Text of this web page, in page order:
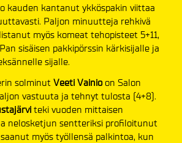
kauden kantanut ykköspakin viittaa
Paljon minuutteja rehkivä
myös komeat tehopisteet 5+11,
sisäisen pakkipörssin kärkisijalle ja
sijalle.
solminut Veeti Vainio on Salon
vastuuta ja tehnyt tulosta (4+8).
teki vuoden mittaisen
nelosketjun sentteriksi profiloitunut
myös työllensä palkintoa, kun